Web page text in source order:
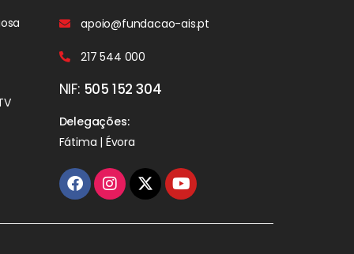
apoio@fundacao-ais.pt
217 544 000
NIF: 505 152 304
Delegações:
Fátima | Évora